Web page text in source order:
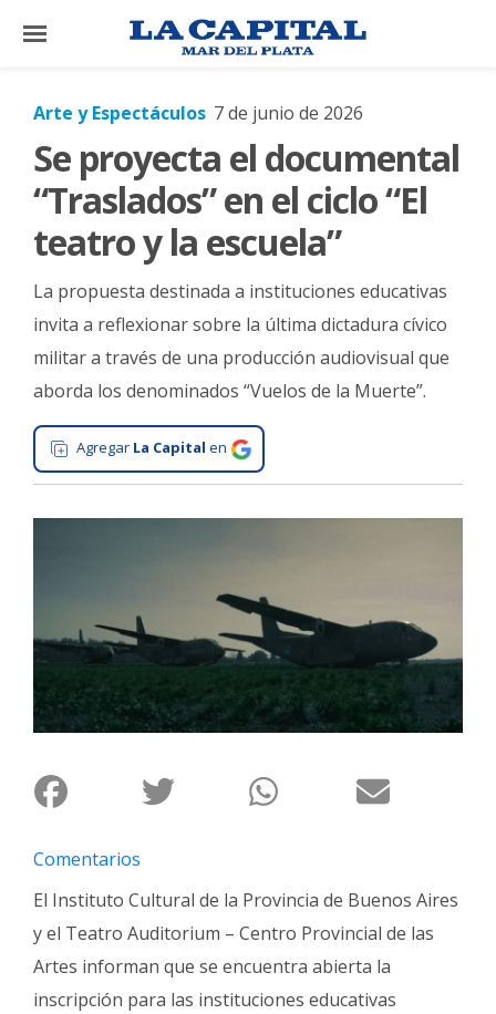
×
El
País
El
Mundo
La
Zona
Cultura
Tecnología
Gastronomía
Salud
Deportes
Arte
y
Policiales
Fotos
de
Clasificados
Fúnebres
Arte y Espectáculos 7 de junio de 2026
Se proyecta el documental
“Traslados” en el ciclo “El
teatro y la escuela”
La propuesta destinada a instituciones educativas
invita a reflexionar sobre la última dictadura cívico
militar a través de una producción audiovisual que
aborda los denominados “Vuelos de la Muerte”.
Agregar La Capital en
Comentarios
El Instituto Cultural de la Provincia de Buenos Aires
y el Teatro Auditorium – Centro Provincial de las
Artes informan que se encuentra abierta la
inscripción para las instituciones educativas